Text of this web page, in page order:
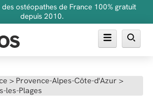
ostéopathes de France 100% gratuit
depuis 2010.
> Provence-Alpes-Côte-d'Azur >
les-Plages